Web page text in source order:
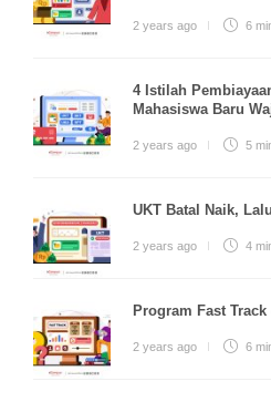
2 years ago 6
4 Istilah
Mahasiswa Baru
2 years ago 5
UKT Batal Naik,
2 years ago 4
Program Fast
2 years ago 6